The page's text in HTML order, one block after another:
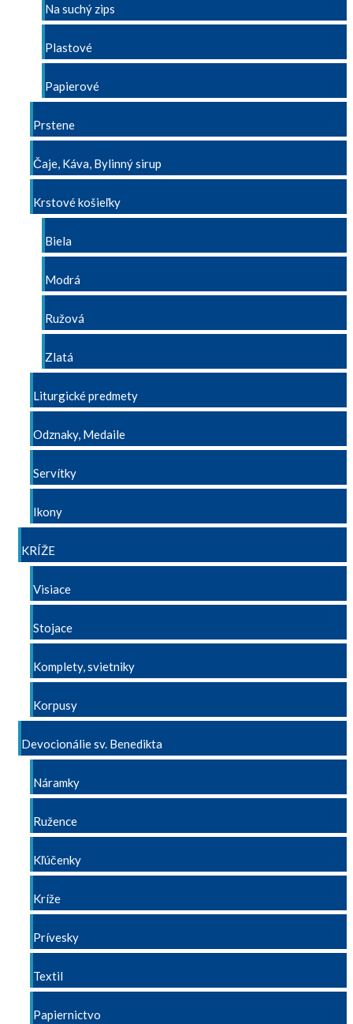
Na suchý zips
Plastové
Papierové
Prstene
Čaje, Káva, Bylinný sirup
Krstové košieľky
Biela
Modrá
Ružová
Zlatá
Liturgické predmety
Odznaky, Medaile
Servítky
Ikony
KRÍŽE
Visiace
Stojace
Komplety, svietniky
Korpusy
Devocionálie sv. Benedikta
Náramky
Ružence
Kľúčenky
Kríže
Prívesky
Textil
Papiernictvo